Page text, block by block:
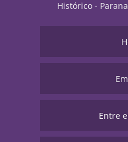
Histórico -
Entre